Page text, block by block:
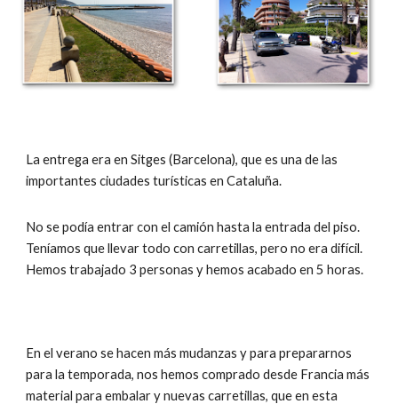
La entrega era en Sitges (Barcelona), que es una de las
importantes ciudades turísticas en Cataluña.
No se podía entrar con el camión hasta la entrada del piso.
Teníamos que llevar todo con carretillas, pero no era difícil.
Hemos trabajado 3 personas y hemos acabado en 5 horas.
En el verano se hacen más mudanzas y para prepararnos
para la temporada, nos hemos comprado desde Francia más
material para embalar y nuevas carretillas, que en esta